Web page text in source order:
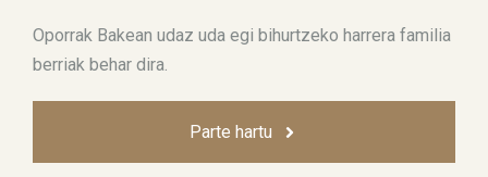
Oporrak Bakean udaz uda egi bihurtzeko harrera familia
berriak behar dira.
Parte hartu